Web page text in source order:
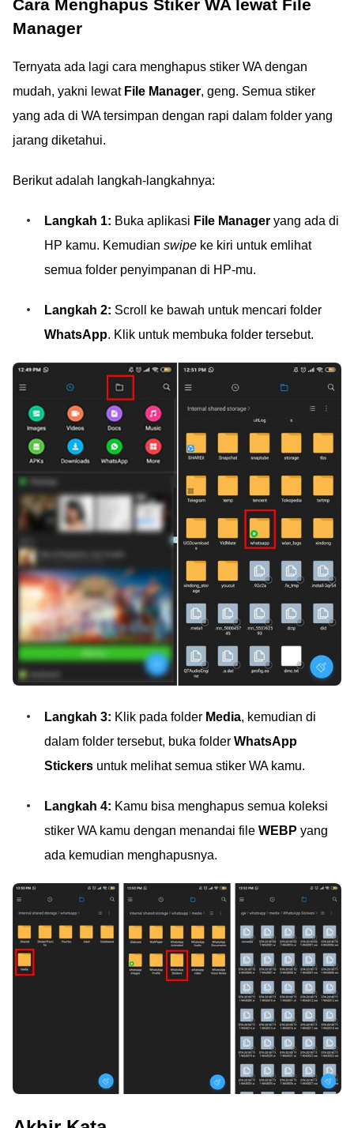
Cara Menghapus Stiker WA lewat File
Manager
Ternyata ada lagi cara menghapus stiker WA dengan
mudah, yakni lewat File Manager, geng. Semua stiker
yang ada di WA tersimpan dengan rapi dalam folder yang
jarang diketahui.
Berikut adalah langkah-langkahnya:
Langkah 1: Buka aplikasi File Manager yang ada di
HP kamu. Kemudian swipe ke kiri untuk emlihat
semua folder penyimpanan di HP-mu.
Langkah 2: Scroll ke bawah untuk mencari folder
WhatsApp. Klik untuk membuka folder tersebut.
Langkah 3: Klik pada folder Media, kemudian di
dalam folder tersebut, buka folder WhatsApp
Stickers untuk melihat semua stiker WA kamu.
Langkah 4: Kamu bisa menghapus semua koleksi
stiker WA kamu dengan menandai file WEBP yang
ada kemudian menghapusnya.